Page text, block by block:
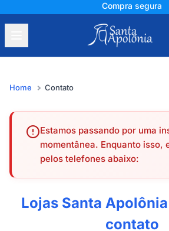
Compra segura
Home Contato
Estamos passando por uma
momentânea. Enquanto isso,
pelos telefones abaixo:
Lojas Santa
contato